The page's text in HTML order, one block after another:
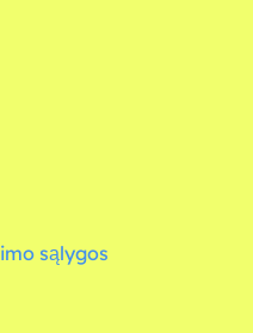
sąlygos